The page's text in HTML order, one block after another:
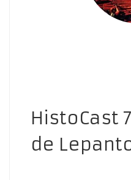
HistoCast
de